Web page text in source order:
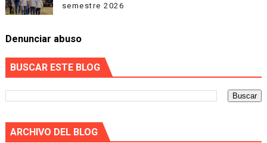
semestre 2026
Denunciar abuso
BUSCAR ESTE BLOG
ARCHIVO DEL BLOG